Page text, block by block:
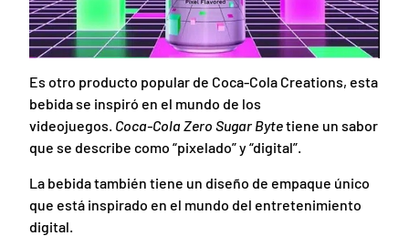
Es otro producto popular de Coca-Cola Creations, esta
bebida se inspiró en el mundo de los
videojuegos. Coca-Cola Zero Sugar Bytetiene un sabor
que se describe como “pixelado” y “digital”.
La bebida también tiene un diseño de empaque único
que está inspirado en el mundo del entretenimiento
digital.